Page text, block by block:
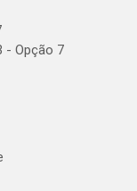
- Opção 7